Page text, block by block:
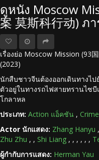
ดูหนัง Moscow
案 莫斯科行动) ภ
เรื่องย่อ Moscow Mission (93
(2023)
นักสืบชาวจีนต้องออกเดินทางไ
ตัวอยู่ในทางรถไฟสายทรานไซ
โกลาหล
ประเภท: Action แอ็คชัน ,
Actor นักแสดง: Zhang Hanyu ,
Zhu Zhu , , Shi Liang , , , , , ,
ผู้กำกับการแสดง: Herman Yau